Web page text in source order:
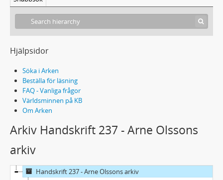
Hjälpsidor
Söka i Arken
Beställa för läsning
FAQ - Vanliga frågor
Världsminnen på KB
Om Arken
Arkiv Handskrift 237 - Arne Olssons
arkiv
Handskrift 237 - Arne Olssons arkiv